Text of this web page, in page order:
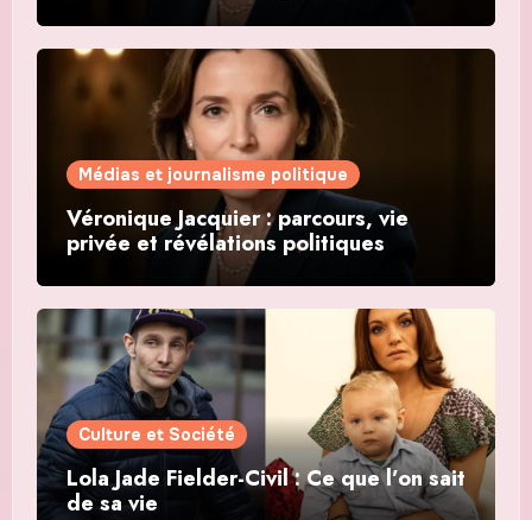
Médias et journalisme politique
Véronique Jacquier : parcours, vie
privée et révélations politiques
Culture et Société
Lola Jade Fielder-Civil : Ce que l’on sait
de sa vie